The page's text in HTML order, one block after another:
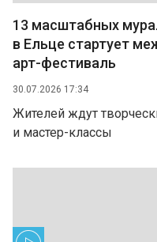
13 масштабных
в Ельце стартует
арт-фестиваль
30.07.2026 17:34
Жителей ждут
и мастер-классы